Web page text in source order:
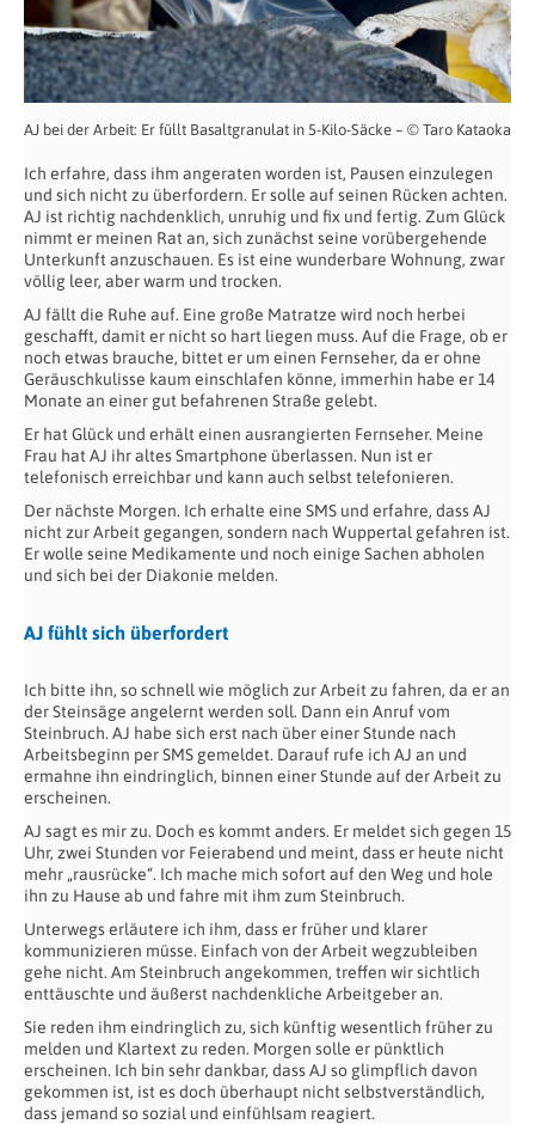
AJ bei der Arbeit: Er füllt Basaltgranulat in 5-Kilo-Säcke – © Taro Kataoka
Ich erfahre, dass ihm angeraten worden ist, Pausen einzulegen
und sich nicht zu überfordern. Er solle auf seinen Rücken achten.
AJ ist richtig nachdenklich, unruhig und fix und fertig. Zum Glück
nimmt er meinen Rat an, sich zunächst seine vorübergehende
Unterkunft anzuschauen. Es ist eine wunderbare Wohnung, zwar
völlig leer, aber warm und trocken.
AJ fällt die Ruhe auf. Eine große Matratze wird noch herbei
geschafft, damit er nicht so hart liegen muss. Auf die Frage, ob er
noch etwas brauche, bittet er um einen Fernseher, da er ohne
Geräuschkulisse kaum einschlafen könne, immerhin habe er 14
Monate an einer gut befahrenen Straße gelebt.
Er hat Glück und erhält einen ausrangierten Fernseher. Meine
Frau hat AJ ihr altes Smartphone überlassen. Nun ist er
telefonisch erreichbar und kann auch selbst telefonieren.
Der nächste Morgen. Ich erhalte eine SMS und erfahre, dass AJ
nicht zur Arbeit gegangen, sondern nach Wuppertal gefahren ist.
Er wolle seine Medikamente und noch einige Sachen abholen
und sich bei der Diakonie melden.
AJ fühlt sich überfordert
Ich bitte ihn, so schnell wie möglich zur Arbeit zu fahren, da er an
der Steinsäge angelernt werden soll. Dann ein Anruf vom
Steinbruch. AJ habe sich erst nach über einer Stunde nach
Arbeitsbeginn per SMS gemeldet. Darauf rufe ich AJ an und
ermahne ihn eindringlich, binnen einer Stunde auf der Arbeit zu
erscheinen.
AJ sagt es mir zu. Doch es kommt anders. Er meldet sich gegen 15
Uhr, zwei Stunden vor Feierabend und meint, dass er heute nicht
mehr „rausrücke“. Ich mache mich sofort auf den Weg und hole
ihn zu Hause ab und fahre mit ihm zum Steinbruch.
Unterwegs erläutere ich ihm, dass er früher und klarer
kommunizieren müsse. Einfach von der Arbeit wegzubleiben
gehe nicht. Am Steinbruch angekommen, treffen wir sichtlich
enttäuschte und äußerst nachdenkliche Arbeitgeber an.
Sie reden ihm eindringlich zu, sich künftig wesentlich früher zu
melden und Klartext zu reden. Morgen solle er pünktlich
erscheinen. Ich bin sehr dankbar, dass AJ so glimpflich davon
gekommen ist, ist es doch überhaupt nicht selbstverständlich,
dass jemand so sozial und einfühlsam reagiert.